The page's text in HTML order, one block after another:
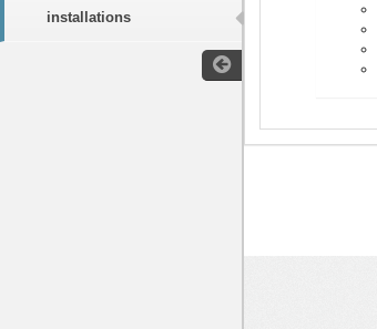
installations